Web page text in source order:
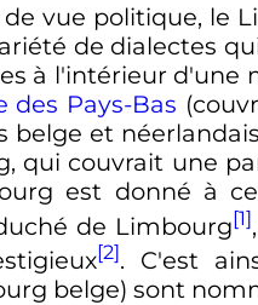
vue politique, le
de dialectes
à l'intérieur d'une
des Pays-Bas
belge et
qui couvrait une
est donné à
de Limbourg[1]
[2]. C'est
belge) sont